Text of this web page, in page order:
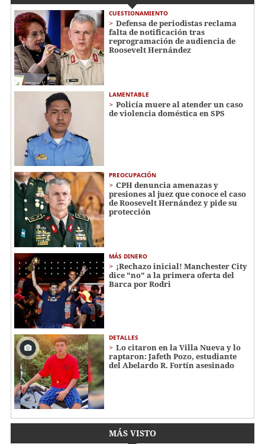
CUESTIONAMIENTO
Defensa de periodistas reclama
falta de notificación tras
reprogramación de audiencia de
Roosevelt Hernández
LAMENTABLE
Policía muere al atender un caso
de violencia doméstica en SPS
PREOCUPACIÓN
CPH denuncia amenazas y
presiones al juez que conoce el caso
de Roosevelt Hernández y pide su
protección
MÁS DINERO
¡Rechazo inicial! Manchester City
dice "no" a la primera oferta del
Barca por Rodri
DETALLES
Lo citaron en la Villa Nueva y lo
raptaron: Jafeth Pozo, estudiante
del Abelardo R. Fortín asesinado
MÁS VISTO